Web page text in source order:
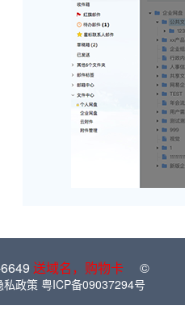
送域名，购物卡©
私政策 粤ICP备09037294号